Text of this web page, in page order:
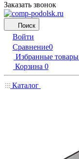
Заказать звонок
Поиск
Войти
Сравнение0
Избранные товары
Корзина 0
Каталог